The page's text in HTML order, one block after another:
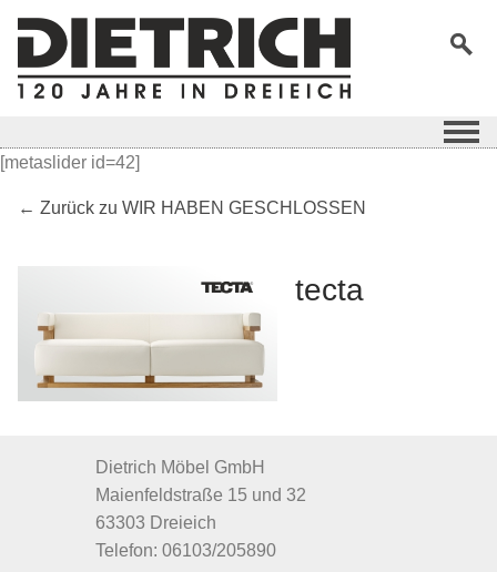
[metaslider id=42]
← Zurück zu WIR HABEN GESCHLOSSEN
tecta
Dietrich Möbel GmbH
Maienfeldstraße 15 und 32
63303 Dreieich
Telefon: 06103/205890